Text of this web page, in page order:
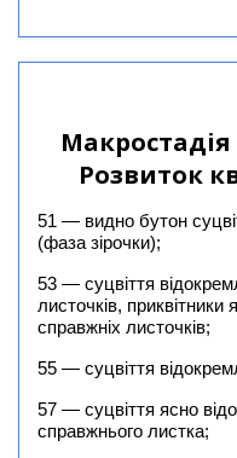
Розвиток
51 — видно бутон
(фаза зірочки);
53 — суцвіття
листочків, приквітники
справжніх листочків;
55 — суцвіття
57 — суцвіття ясно
справжнього листка;